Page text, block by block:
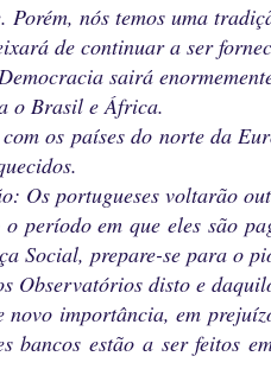
nós temos uma
de continuar a ser
sairá
o Brasil e África.
os países do norte da
Os portugueses voltarão
em que eles são
Social, prepare-se para o
Observatórios disto e
importância, em
estão a ser feitos